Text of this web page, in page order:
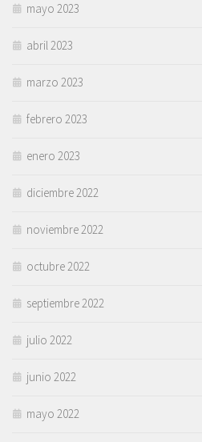
mayo 2023
abril 2023
marzo 2023
febrero 2023
enero 2023
diciembre 2022
noviembre 2022
octubre 2022
septiembre 2022
julio 2022
junio 2022
mayo 2022